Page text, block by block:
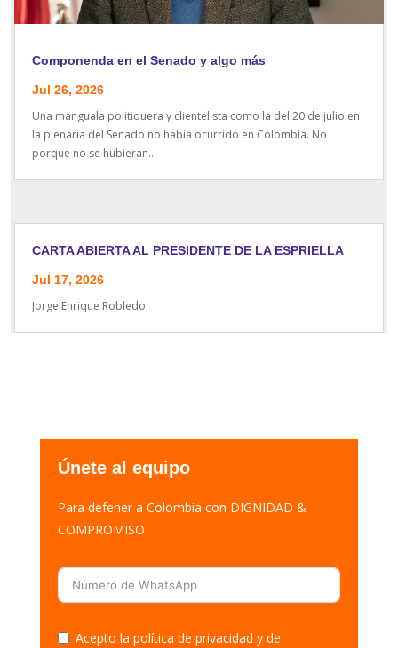
Componenda en el Senado y algo más
Jul 26, 2026
Una manguala politiquera y clientelista como la del 20 de julio en
la plenaria del Senado no había ocurrido en Colombia. No
porque no se hubieran...
CARTA ABIERTA AL PRESIDENTE DE LA ESPRIELLA
Jul 17, 2026
Jorge Enrique Robledo.
Únete al equipo
Para defener a Colombia con DIGNIDAD &
COMPROMISO
Acepto la política de privacidad y de